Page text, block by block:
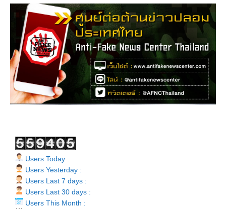
Users Today :
Users Yesterday :
Users Last 7 days :
Users Last 30 days :
Users This Month :